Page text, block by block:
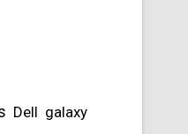
Dell galaxy